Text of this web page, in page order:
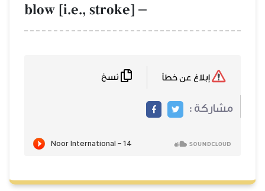
blow [i.e., stroke] –
مشاركة :